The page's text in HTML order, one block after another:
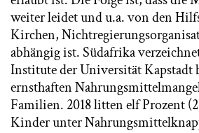
weiter leidet und u.a. von den
Kirchen,
abhängig ist. Südafrika
Institute der Universität Kapstadt
ernsthaften
Familien. 2018 litten elf Prozent
Kinder unter